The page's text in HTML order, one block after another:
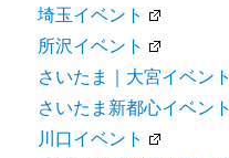
埼玉イベント
所沢イベント
さいたま｜大宮イベント
さいたま新都心イベント
川口イベント